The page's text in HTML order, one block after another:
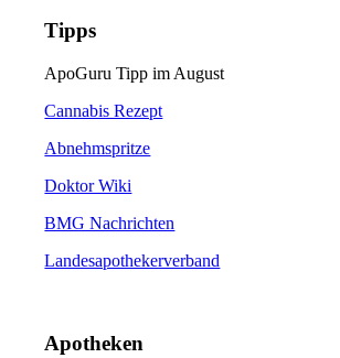
Tipps
ApoGuru Tipp im August
Cannabis Rezept
Abnehmspritze
Doktor Wiki
BMG Nachrichten
Landesapothekerverband
Apotheken